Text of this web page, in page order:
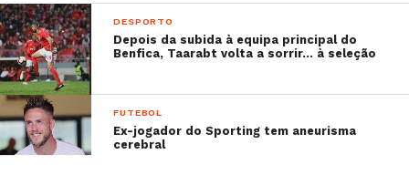
DESPORTO
Depois da subida à equipa principal do
Benfica, Taarabt volta a sorrir… à seleção
FUTEBOL
Ex-jogador do Sporting tem aneurisma
cerebral